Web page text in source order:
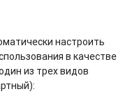
настроить
в качестве
из трех видов